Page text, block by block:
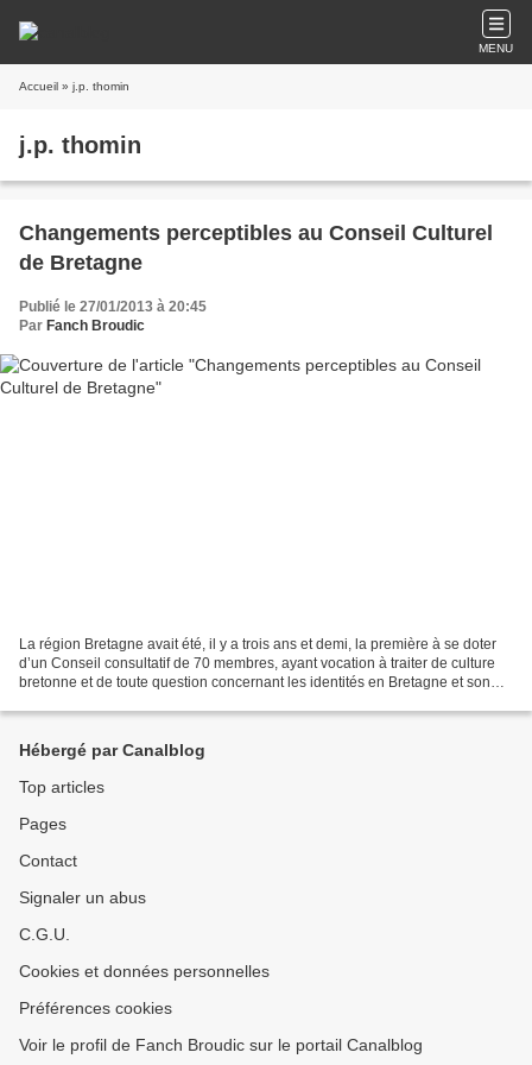
MENU
Accueil » j.p. thomin
j.p. thomin
Changements perceptibles au Conseil Culturel
de Bretagne
Publié le 27/01/2013 à 20:45
Par Fanch Broudic
La région Bretagne avait été, il y a trois ans et demi, la première à se doter
d’un Conseil consultatif de 70 membres, ayant vocation à traiter de culture
bretonne et de toute question concernant les identités en Bretagne et son
Hébergé par Canalblog
Top articles
Pages
Contact
Signaler un abus
C.G.U.
Cookies et données personnelles
Préférences cookies
Voir le profil de Fanch Broudic sur le portail Canalblog